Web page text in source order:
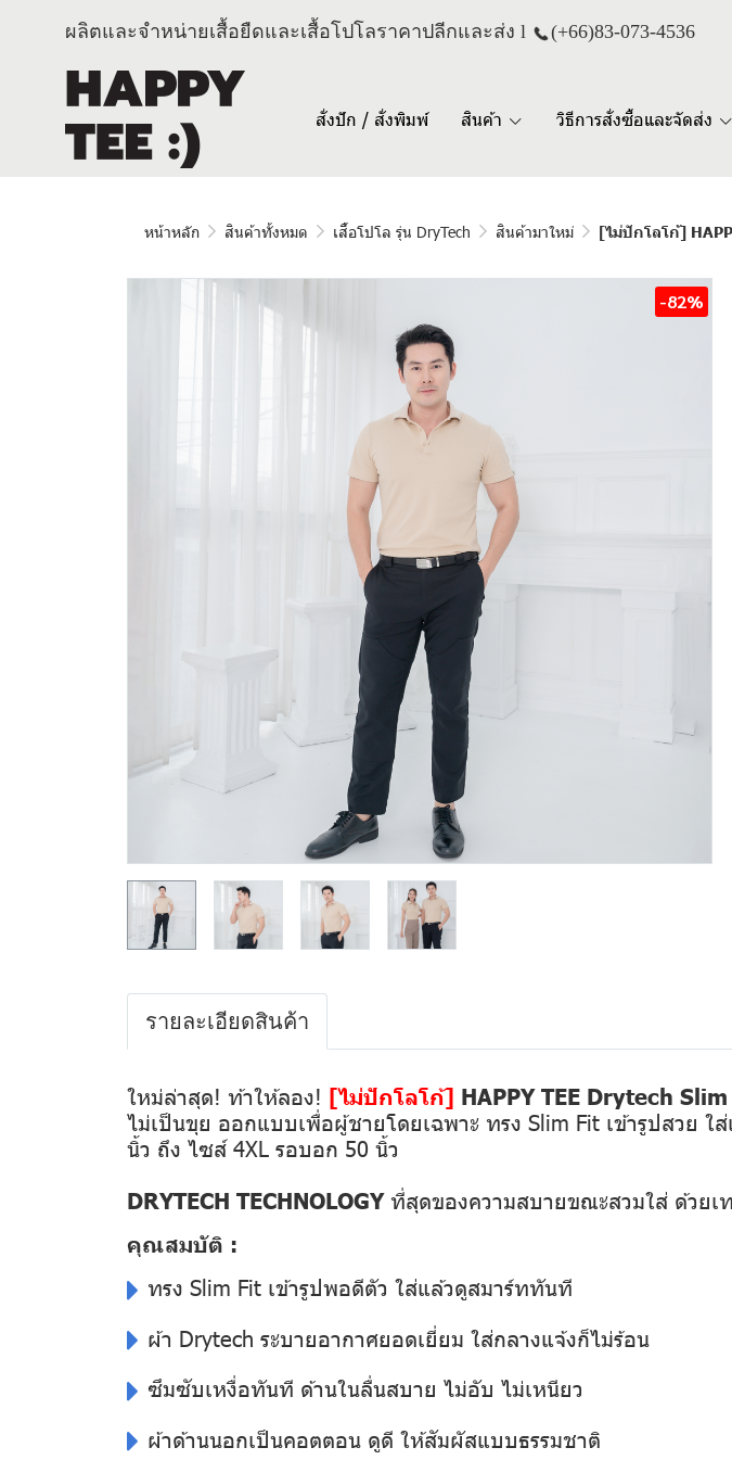
ผลิตและจำหน่ายเสื้อยืดและเสื้อโปโลราคาปลีกและส่ง l (+66)83-073-4536
สั่งปัก / สั่งพิมพ์ สินค้า วิธีการสั่งซื้อและจัดส่ง
หน้าหลัก สินค้าทั้งหมด เสื้อโปโล รุ่น DryTech สินค้ามาใหม่ [ไม่ปักโลโก้]
-82%
รายละเอียดสินค้า
ใหม่ล่าสุด! ท้าให้ลอง! [ไม่ปักโลโก้] HAPPY TEE Drytech
ไม่เป็นขุย ออกแบบเพื่อผู้ชายโดยเฉพาะ ทรง Slim Fit เข้ารูปสวย
นิ้ว ถึง ไซส์ 4XL รอบอก 50 นิ้ว
DRYTECH TECHNOLOGYที่สุดของความสบายขณะสวมใส่ ด้วยเ
คุณสมบัติ :
ทรง Slim Fit เข้ารูปพอดีตัว ใส่แล้วดูสมาร์ททันที
ผ้า Drytech ระบายอากาศยอดเยี่ยม ใส่กลางแจ้งก็ไม่ร้อน
ซึมซับเหงื่อทันที ด้านในลื่นสบาย ไม่อับ ไม่เหนียว
ผ้าด้านนอกเป็นคอตตอน ดูดี ให้สัมผัสแบบธรรมชาติ